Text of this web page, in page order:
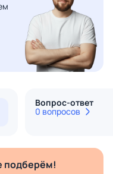
Вопрос-ответ
0 вопросов
подберём!